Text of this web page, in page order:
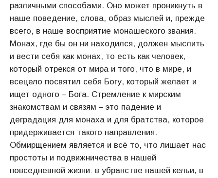
различными способами. Оно может проникнуть в
наше поведение, слова, образ мыслей и, прежде
всего, в наше восприятие монашеского звания.
Монах, где бы он ни находился, должен мыслить
и вести себя как монах, то есть как человек,
который отрекся от мира и того, что в мире, и
всецело посвятил себя Богу, который желает и
ищет одного – Бога. Стремление к мирским
знакомствам и связям – это падение и
деградация для монаха и для братства, которое
придерживается такого направления.
Обмирщением является и всё то, что лишает нас
простоты и подвижничества в нашей
повседневной жизни: в убранстве нашей кельи, в